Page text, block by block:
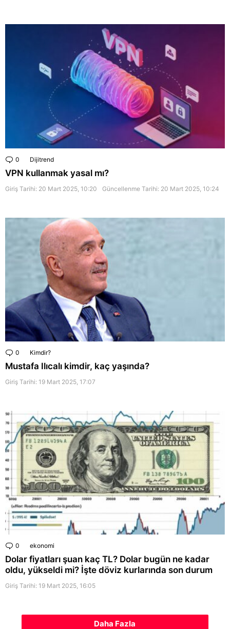
0 Comments
Dijitrend
VPN kullanmak yasal mı?
Giriş Tarihi: 20 Mart 2025, 10:20 Güncellenme Tarihi: 20 Mart 2025, 10:24
0 Comments
Kimdir?
Mustafa Ilıcalı kimdir, kaç yaşında?
Giriş Tarihi: 19 Mart 2025, 17:07
0 Comments
ekonomi
Dolar fiyatları şuan kaç TL? Dolar bugün ne kadar
oldu, yükseldi mi? İşte döviz kurlarında son durum
Giriş Tarihi: 19 Mart 2025, 16:05
Daha Fazla